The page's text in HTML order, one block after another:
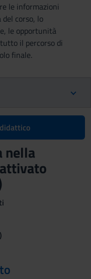
le informazioni
corso, lo
le opportunità
il percorso di
finale.
nella